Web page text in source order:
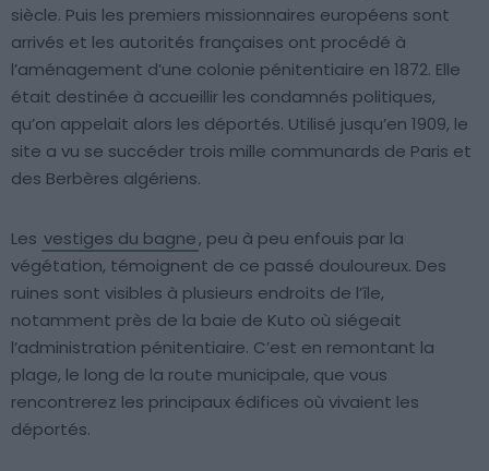
siècle. Puis les premiers missionnaires européens sont
arrivés et les autorités françaises ont procédé à
l’aménagement d’une colonie pénitentiaire en 1872. Elle
était destinée à accueillir les condamnés politiques,
qu’on appelait alors les déportés. Utilisé jusqu’en 1909, le
site a vu se succéder trois mille communards de Paris et
des Berbères algériens.
Les vestiges du bagne, peu à peu enfouis par la
végétation, témoignent de ce passé douloureux. Des
ruines sont visibles à plusieurs endroits de l’île,
notamment près de la baie de Kuto où siégeait
l’administration pénitentiaire. C’est en remontant la
plage, le long de la route municipale, que vous
rencontrerez les principaux édifices où vivaient les
déportés.